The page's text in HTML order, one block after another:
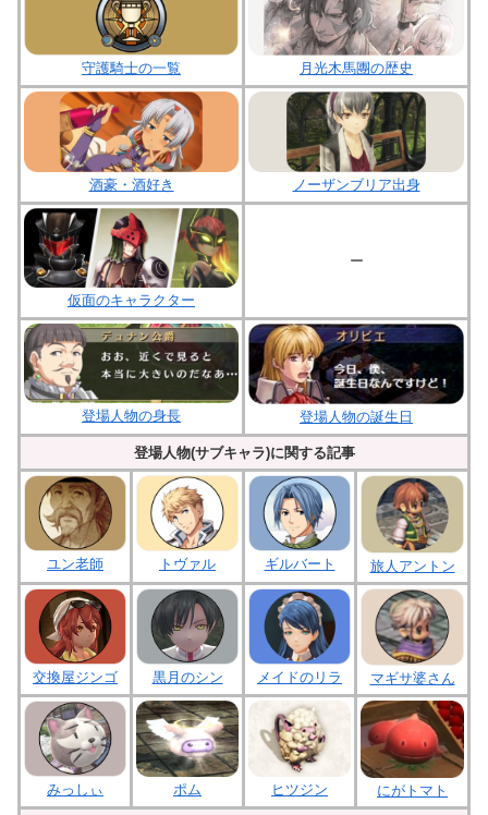
守護騎士の一覧 月光木馬團の歴史
酒豪・酒好き ノーザンブリア出身
仮面のキャラクター
ー
登場人物の身長 登場人物の誕生日
登場人物(サブキャラ)に関する記事
ユン老師 トヴァル ギルバート 旅人アントン
交換屋ジンゴ 黒月のシン メイドのリラ マギサ婆さん
みっしぃ ポム ヒツジン にがトマト